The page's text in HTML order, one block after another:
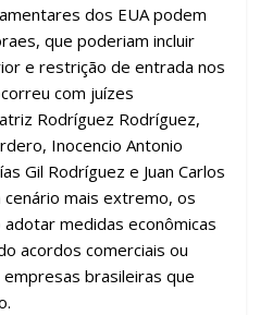
dos EUA podem
que poderiam incluir
e restrição de entrada nos
com juízes
Rodríguez Rodríguez,
Inocencio Antonio
Gil Rodríguez e Juan Carlos
cenário mais extremo, os
medidas econômicas
acordos comerciais ou
brasileiras que